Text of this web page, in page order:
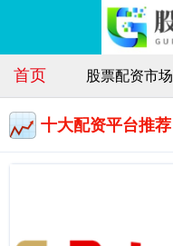
首页 股票配资市场
十大配资平台推荐